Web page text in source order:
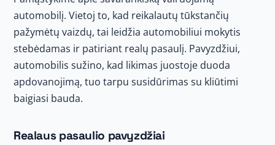
automobilį. Vietoj to, kad reikalautų tūkstančių
pažymėtų vaizdų, tai leidžia automobiliui mokytis
stebėdamas ir patiriant realų pasaulį. Pavyzdžiui,
automobilis sužino, kad likimas juostoje duoda
apdovanojimą, tuo tarpu susidūrimas su kliūtimi
baigiasi bauda.
Realaus pasaulio pavyzdžiai